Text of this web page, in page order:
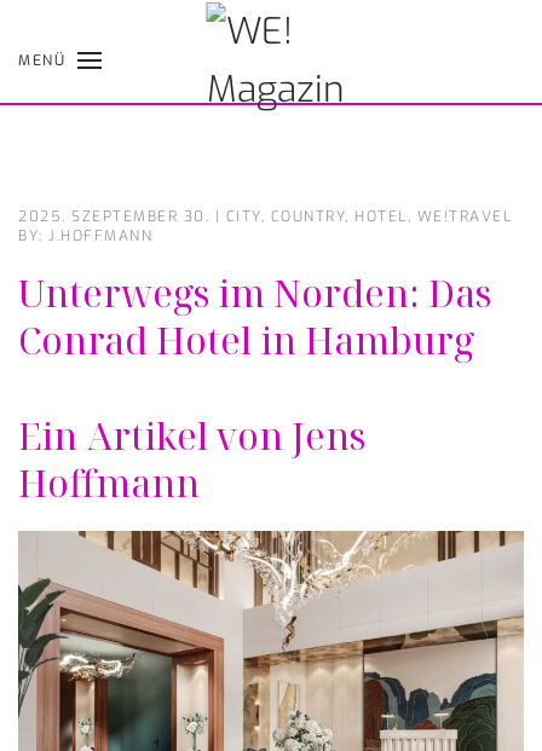
Skip
MENÜ
2025. SZEPTEMBER 30. | CITY, COUNTRY, HOTEL, WE!TRAVEL
BY: J.HOFFMANN
Unterwegs im Norden: Das
Conrad Hotel in Hamburg
Ein Artikel von Jens
Hoffmann